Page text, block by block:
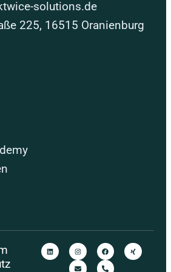
solutions.de
225, 16515 Oranienburg